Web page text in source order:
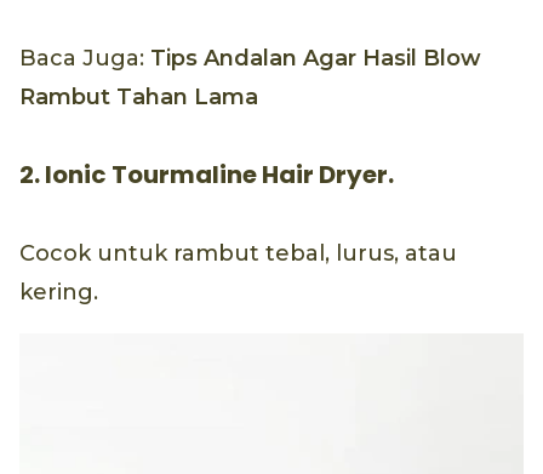
Baca Juga: Tips Andalan Agar Hasil Blow
Rambut Tahan Lama
2. Ionic Tourmaline Hair Dryer.
Cocok untuk rambut tebal, lurus, atau
kering.